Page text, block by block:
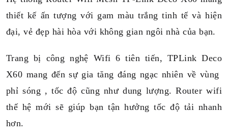
thiết kế ấn tượng với gam màu trắng tinh tế và hiện
đại, vẻ đẹp hài hòa với không gian ngôi nhà của bạn.
Trang bị công nghệ Wifi 6 tiên tiến, TPLink Deco
X60 mang đến sự gia tăng đáng ngạc nhiên về vùng
phỉ sóng , tốc độ cũng như dung lượng. Router wifi
thế hệ mới sẽ giúp bạn tận hưởng tốc độ tải nhanh
hơn.